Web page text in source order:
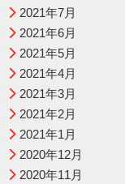
2021年7月
2021年6月
2021年5月
2021年4月
2021年3月
2021年2月
2021年1月
2020年12月
2020年11月